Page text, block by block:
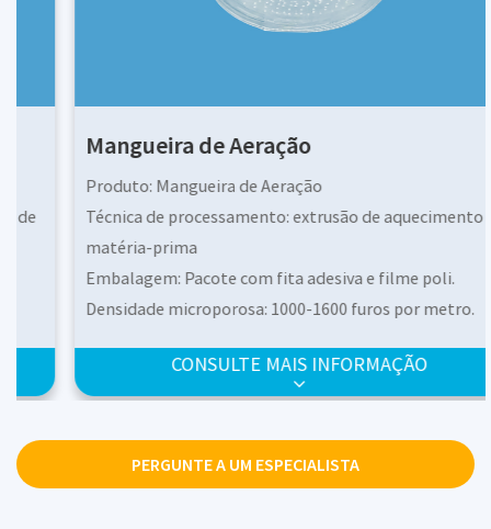
Mangueira de Aeração
Produto: Mangueira de Aeração
Técnica de processamento: extrusão de aquecimento de
matéria-prima
Embalagem: Pacote com fita adesiva e filme poli.
Densidade microporosa: 1000-1600 furos por metro.
Fluxo de ar: 0,1-0,4m3/h.m
2
Potência de acoplamento: 1kw potência do motor≥100m
tubo de aeração microporoso"
CONSULTE MAIS INFORMAÇÃO
PERGUNTE A UM ESPECIALISTA